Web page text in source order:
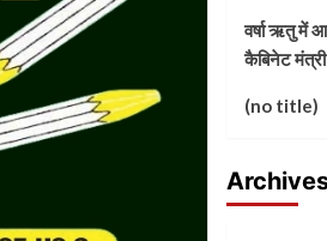
वर्षा ऋतु में
कैबिनेट
(no title)